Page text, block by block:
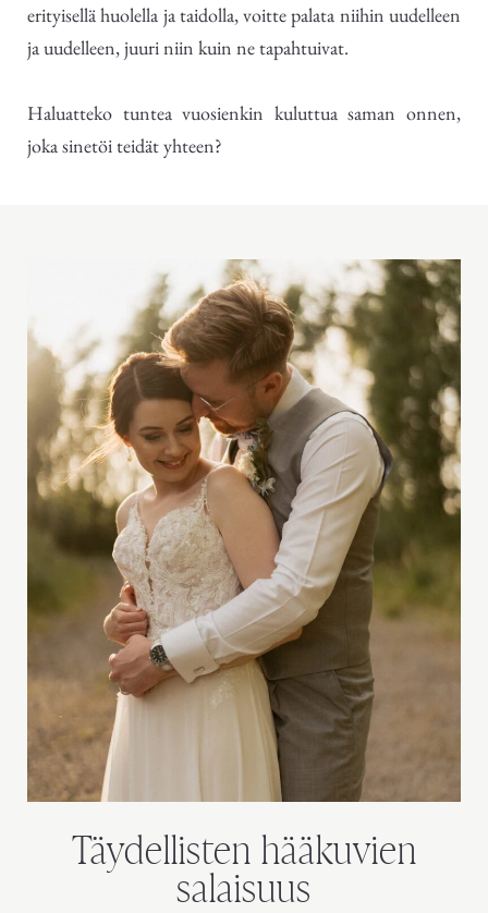
erityisellä huolella ja taidolla, voitte palata niihin uudelleen
ja uudelleen, juuri niin kuin ne tapahtuivat.
Haluatteko tuntea vuosienkin kuluttua saman onnen,
joka sinetöi teidät yhteen?
Täydellisten hääkuvien
salaisuus